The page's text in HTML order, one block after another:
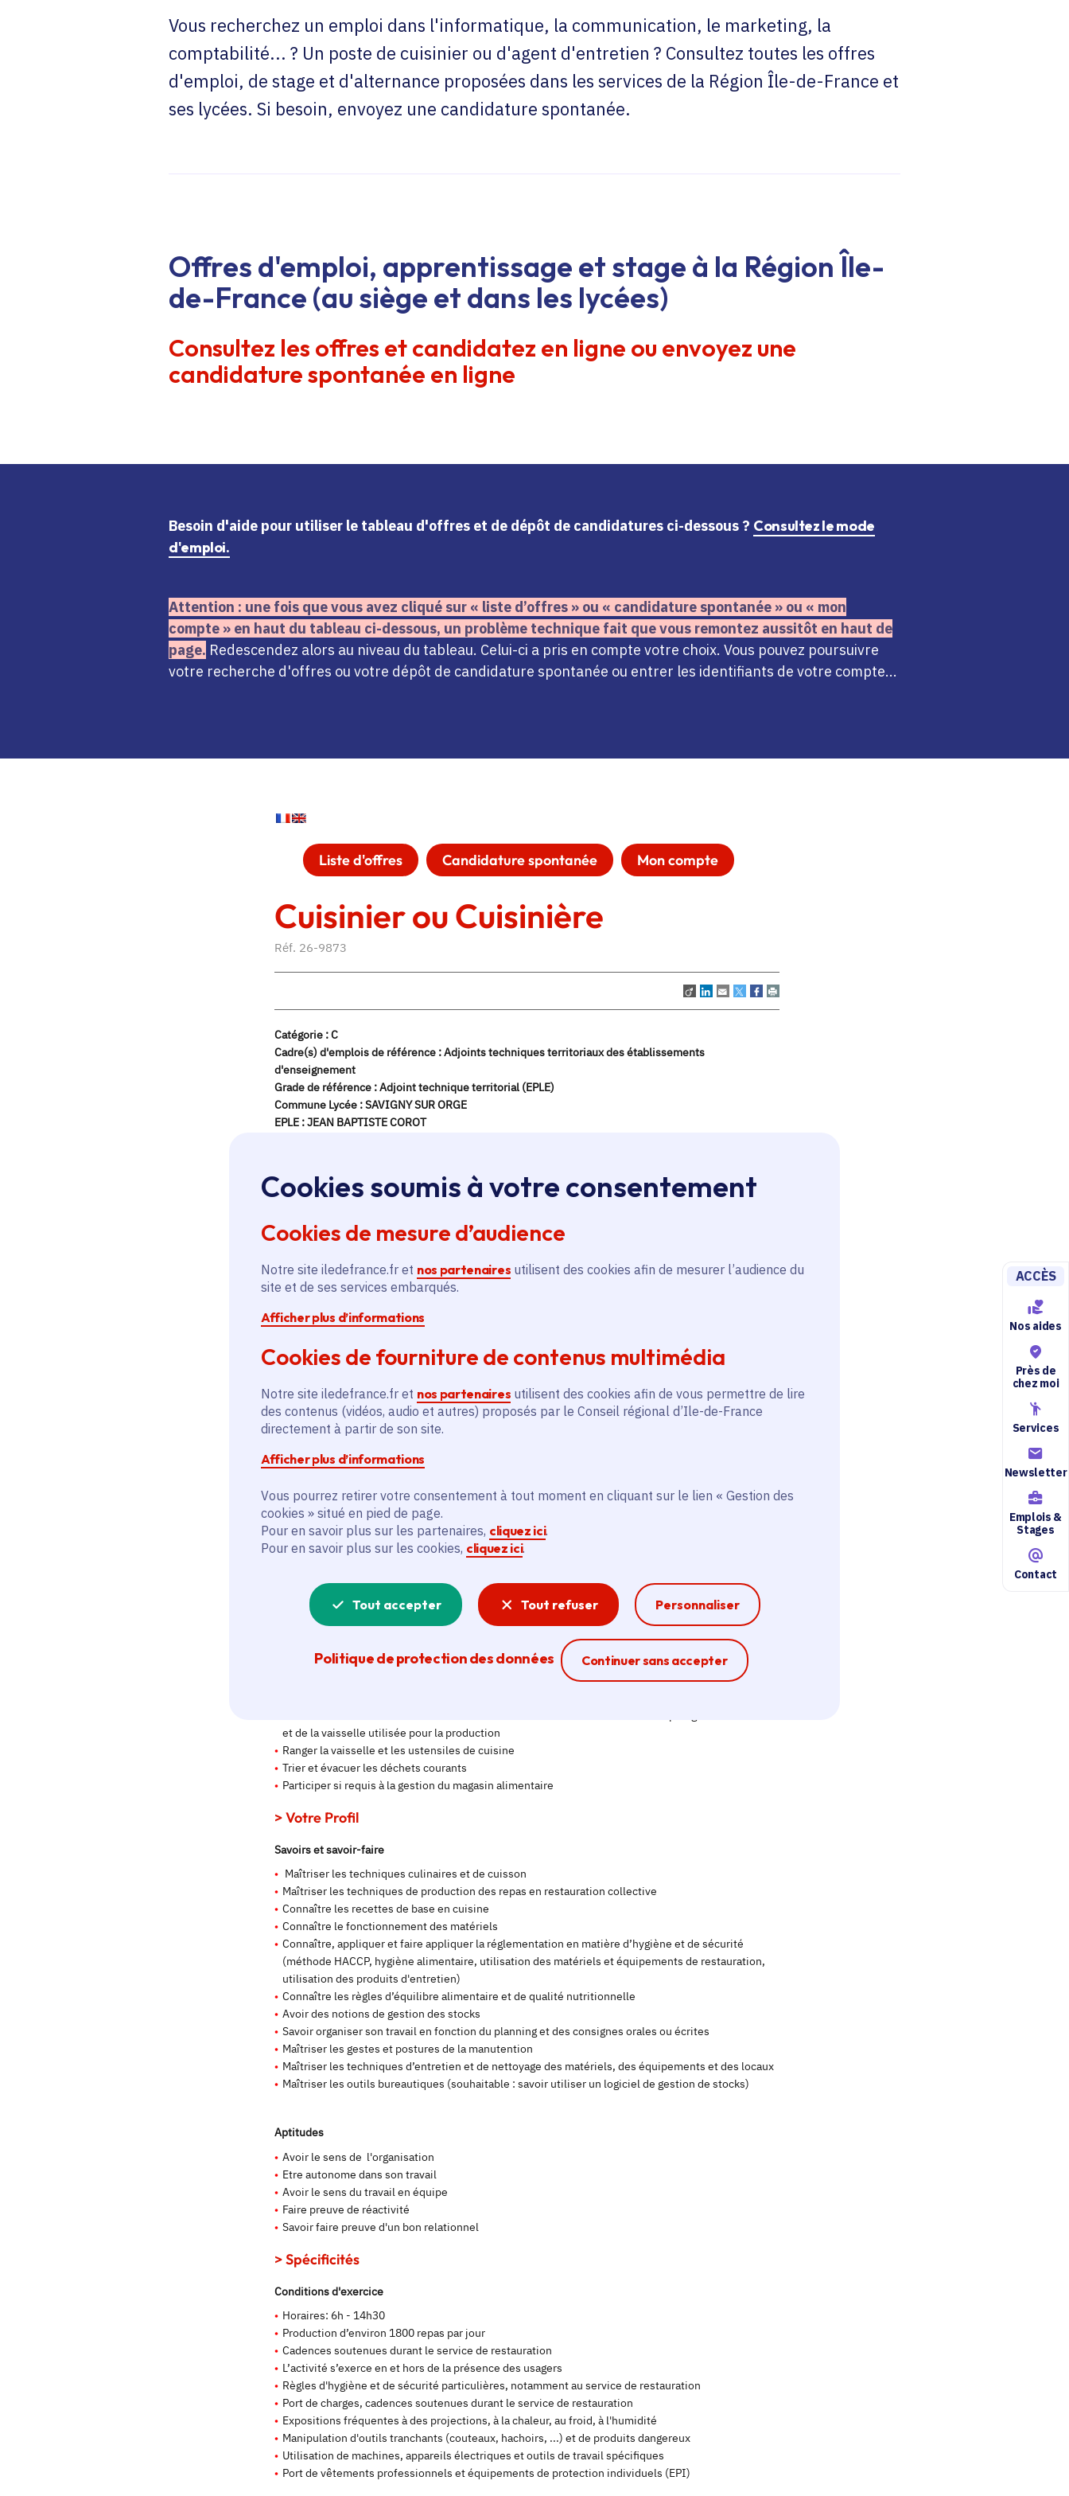
Cookies soumis à votre consentement
Cookies de mesure d’audience
Notre site iledefrance.fr et nos partenaires utilisent des cookies afin de mesurer l’audience du
site et de ses services embarqués.
Afficher plus d’informations
Cookies de fourniture de contenus multimédia
Notre site iledefrance.fr et nos partenaires utilisent des cookies afin de vous permettre de lire
des contenus (vidéos, audio et autres) proposés par le Conseil régional d’Ile-de-France
directement à partir de son site.
Afficher plus d’informations
Vous pourrez retirer votre consentement à tout moment en cliquant sur le lien « Gestion des
cookies » situé en pied de page.
Pour en savoir plus sur les partenaires, cliquez ici.
Pour en savoir plus sur les cookies, cliquez ici.
Tout accepter Tout refuser Personnaliser
Politique de protection des données Continuer sans accepter
Ferme la modale
ACCÈS
Nos aides
Près de
chez moi
Services
Newsletter
Emplois &
Stages
Contact
Vous recherchez un emploi dans l'informatique, la communication, le marketing, la
comptabilité... ? Un poste de cuisinier ou d'agent d'entretien ? Consultez toutes les offres
d'emploi, de stage et d'alternance proposées dans les services de la Région Île-de-France et
ses lycées. Si besoin, envoyez une candidature spontanée.
Offres d'emploi, apprentissage et stage à la Région Île-
de-France (au siège et dans les lycées)
Consultez les offres et candidatez en ligne ou envoyez une
candidature spontanée en ligne
Besoin d'aide pour utiliser le tableau d'offres et de dépôt de candidatures ci-dessous ? Consultez le mode
d'emploi.
Attention : une fois que vous avez cliqué sur « liste d’offres » ou « candidature spontanée » ou « mon
compte » en haut du tableau ci-dessous, un problème technique fait que vous remontez aussitôt en haut de
page. Redescendez alors au niveau du tableau. Celui-ci a pris en compte votre choix. Vous pouvez poursuivre
votre recherche d'offres ou votre dépôt de candidature spontanée ou entrer les identifiants de votre compte...